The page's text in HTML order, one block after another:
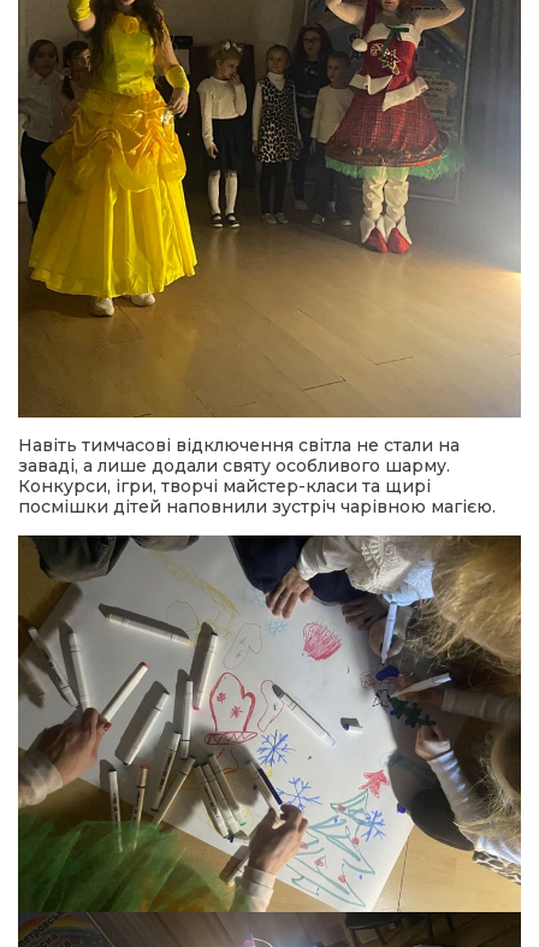
Навіть тимчасові відключення світла не стали на
заваді, а лише додали святу особливого шарму.
Конкурси, ігри, творчі майстер-класи та щирі
посмішки дітей наповнили зустріч чарівною магією.